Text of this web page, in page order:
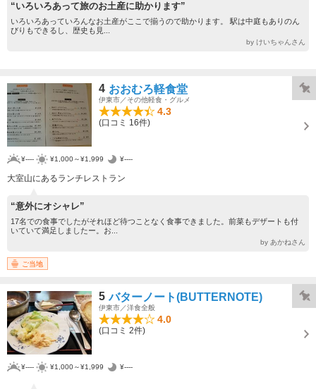
“いろいろあって旅のお土産に助かります”
いろいろあっていろんなお土産がここで揃うので助かります。 駅は中庭もありのん
びりもできるし、歴史も見...
by けいちゃんさん
4 おおむろ軽食堂
伊東市／その他軽食・グルメ
4.3
(口コミ 16件)
¥---- ¥1,000～¥1,999 ¥----
大室山にあるランチレストラン
“意外にオシャレ”
17名での食事でしたがそれほど待つことなく食事できました。前菜もデザートも付
いていて満足しましたー。お...
by あかねさん
ご当地
5 バターノート(BUTTERNOTE)
伊東市／洋食全般
4.0
(口コミ 2件)
¥---- ¥1,000～¥1,999 ¥----